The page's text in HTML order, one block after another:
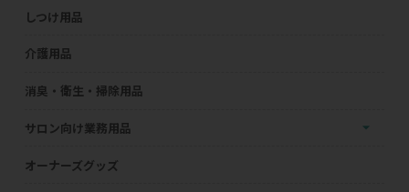
しつけ用品
介護用品
消臭・衛生・掃除用品
サロン向け業務用品
オーナーズグッズ